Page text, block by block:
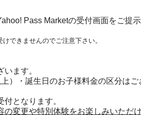
Pass Marketの受付画面をご提
できませんのでご注意下さい。
ます。
）・誕生日のお子様料金の区分はご
となります。
変更や特別体験をお楽しみいただ